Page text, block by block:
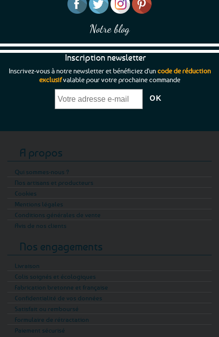
Notre blog
Inscription newsletter
Inscrivez-vous à notre newsletter et bénéficiez d'uncode de réduction
exclusifvalable pour votre prochaine commande
A propos
Qui sommes-nous ?
Nos artisans et producteurs
Cookies
Mentions légales
Conditions générales de vente
Avis de nos clients
Nos engagements
Livraison
Colis soignés et écologiques
Fabrication bretonne et française
Confidentialité de vos données
Satisfait ou remboursé
Formulaire de rétractation
Paiement sécurisé